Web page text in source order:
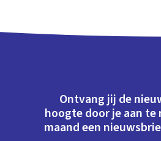
Ontvang jij de
hoogte door je aan
maand een